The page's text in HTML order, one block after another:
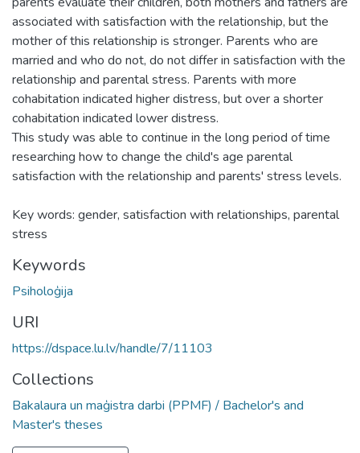
associated with satisfaction with the relationship, but the
mother of this relationship is stronger. Parents who are
married and who do not, do not differ in satisfaction with the
relationship and parental stress. Parents with more
cohabitation indicated higher distress, but over a shorter
cohabitation indicated lower distress.
This study was able to continue in the long period of time
researching how to change the child's age parental
satisfaction with the relationship and parents' stress levels.
Key words: gender, satisfaction with relationships, parental
stress
Keywords
Psiholoģija
URI
https://dspace.lu.lv/handle/7/11103
Collections
Bakalaura un maģistra darbi (PPMF) / Bachelor's and
Master's theses